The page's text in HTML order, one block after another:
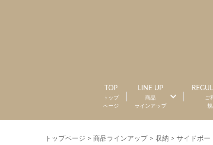
TOP
トップ
ページ
LINE UP
商品
ラインアップ
ご
トップページ > 商品ラインアップ > 収納 > サイドボー